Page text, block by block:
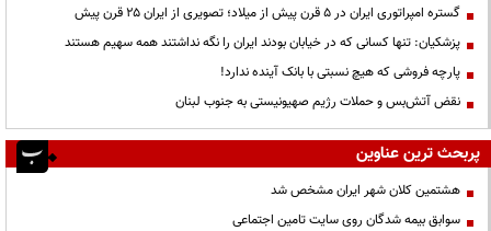
گستره امپراتوری ایران در ۵ قرن پیش از میلاد؛ تصویری از ایران ۲۵ قرن پیش
پزشکیان: تنها کسانی که در خیابان بودند ایران را نگه نداشتند همه سهیم هستند
پارچه فروشی که هیچ نسبتی با بانک آینده ندارد!
نقض آتش‌بس و حملات رژیم صهیونیستی به جنوب لبنان
پربحث ترین عناوین
هشتمین کلان شهر ایران مشخص شد
سوابق بیمه شدگان روی سایت تامین اجتماعی